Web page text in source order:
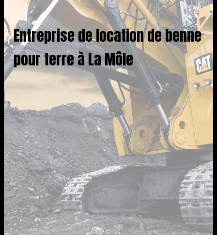
Entreprise de location de benne
pour terre à La Môle